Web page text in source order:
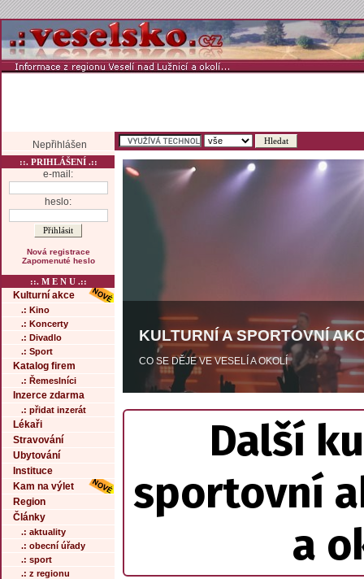
Nepřihlášen
::. PRIHLÁŠENÍ .::
e-mail:
heslo:
Nová registrace
Zapomenuté heslo
::. M E N U .::
Kulturní akce
.: Kino
.: Koncerty
.: Divadlo
.: Sport
Katalog firem
.: Řemeslníci
Inzerce zdarma
.: přidat inzerát
Lékaři
Stravování
Ubytování
Instituce
Kam na výlet
Region
Články
.: aktuality
.: obecní úřady
.: sport
.: z regionu
KULTURNÍ A SPORTOVNÍ
CO SE DĚJE VE VESELÍ A OKOLÍ
Další
sportovní
a